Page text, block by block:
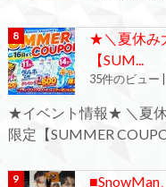
★＼夏休み
【SUM...
35件のビュー
★イベント情報★ ＼夏
限定【SUMMER
■SnowMan